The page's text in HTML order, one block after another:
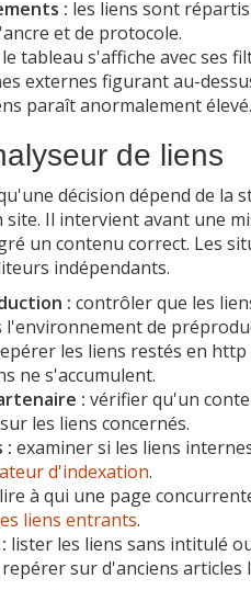
: les liens sont
et de protocole.
le tableau s'affiche avec ses
externes figurant au-
paraît anormalement élevé.
de liens
décision dépend de la
Il intervient avant une
un contenu correct. Les
indépendants.
: contrôler que les
l'environnement de
les liens restés en
ne s'accumulent.
: vérifier qu'un
les liens concernés.
: examiner si les liens
d'indexation.
lire à qui une page
liens entrants.
lister les liens sans intitulé
repérer sur d'anciens articles